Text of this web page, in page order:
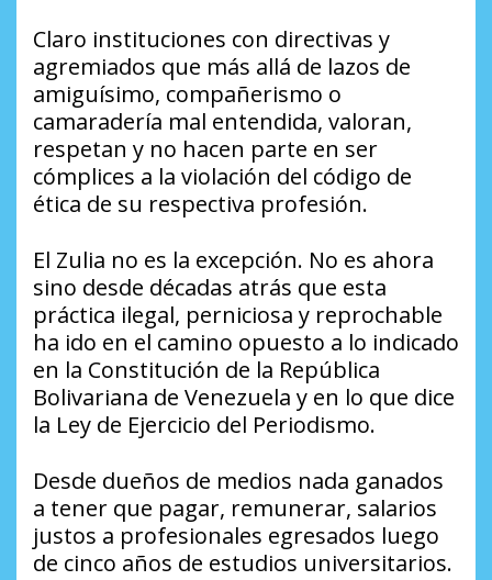
Claro instituciones con directivas y
agremiados que más allá de lazos de
amiguísimo, compañerismo o
camaradería mal entendida, valoran,
respetan y no hacen parte en ser
cómplices a la violación del código de
ética de su respectiva profesión.
El Zulia no es la excepción. No es ahora
sino desde décadas atrás que esta
práctica ilegal, perniciosa y reprochable
ha ido en el camino opuesto a lo indicado
en la Constitución de la República
Bolivariana de Venezuela y en lo que dice
la Ley de Ejercicio del Periodismo.
Desde dueños de medios nada ganados
a tener que pagar, remunerar, salarios
justos a profesionales egresados luego
de cinco años de estudios universitarios.